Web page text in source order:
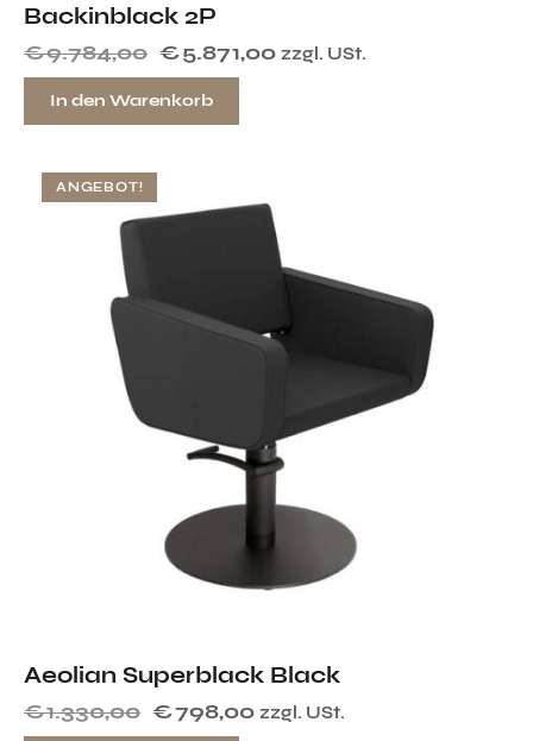
Backinblack 2P
€9.784,00 €5.871,00 zzgl. USt.
In den Warenkorb
ANGEBOT!
Aeolian Superblack Black
€1.330,00 €798,00 zzgl. USt.